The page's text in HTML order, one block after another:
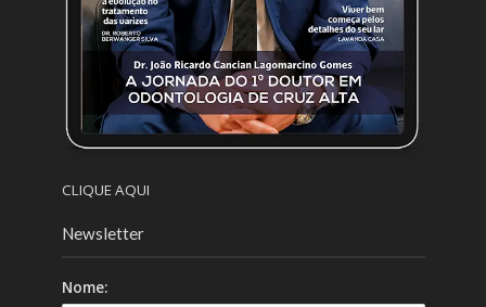
CLIQUE AQUI
Newsletter
Nome: